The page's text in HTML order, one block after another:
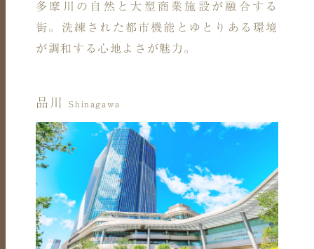
多摩川の自然と大型商業施設が融合する
街。洗練された都市機能とゆとりある環境
が調和する心地よさが魅力。
品川 Shinagawa